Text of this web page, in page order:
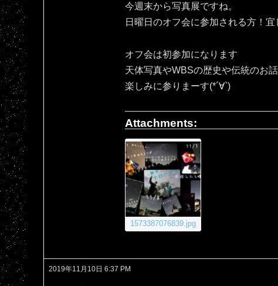
今週末から写真展ですね。
日曜日のオフ会に参加される方！
オフ会は初参加になります
天体写真やWBSの歴史や伝統のお
楽しみに参りまーす(*´∀`)
Attachments:
1573387076839.jpg
2019年11月10日 6:37 PM